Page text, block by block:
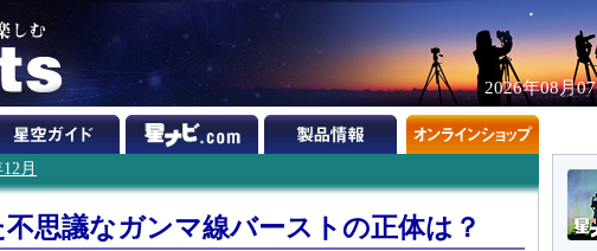
2026年08月07
月
思議なガンマ線バーストの正体は？